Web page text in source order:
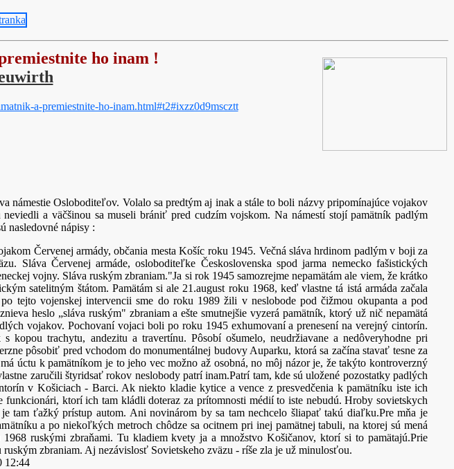
ho inam !
a-premiestnite-ho-inam.html#t2#ixzz0d9mscztt
námestie Osloboditeľov. Volalo sa predtým aj inak a stále to boli názvy pripomínajúce vojakov
a väčšinou sa museli brániť pred cudzím vojskom. Na námestí stojí pamätník padlým
nasledovné nápisy :
Červenej armády, občania mesta Košíc roku 1945. Večná sláva hrdinom padlým v boji za
Sláva Červenej armáde, osloboditeľke Československa spod jarma nemecko fašistických
vojny. Sláva ruským zbraniam."Ja si rok 1945 samozrejme nepamätám ale viem, že krátko
satelitným štátom. Pamätám si ale 21.august roku 1968, keď vlastne tá istá armáda začala
tejto vojenskej intervencii sme do roku 1989 žili v neslobode pod čižmou okupanta a pod
heslo „sláva ruským" zbraniam a ešte smutnejšie vyzerá pamätník, ktorý už nič nepamätá
vojakov. Pochovaní vojaci boli po roku 1945 exhumovaní a prenesení na verejný cintorín.
kopou trachytu, andezitu a travertínu. Pôsobí ošumelo, neudržiavane a nedôveryhodne pri
pôsobiť pred vchodom do monumentálnej budovy Auparku, ktorá sa začína stavať tesne za
úctu k pamätníkom je to jeho vec možno až osobná, no môj názor je, že takýto kontroverzný
zaručili štyridsať rokov neslobody patrí inam.Patrí tam, kde sú uložené pozostatky padlých
v Košiciach - Barci. Ak niekto kladie kytice a vence z presvedčenia k pamätníku iste ich
ktorí ich tam kládli doteraz za prítomnosti médií to iste nebudú. Hroby sovietskych
tam ťažký prístup autom. Ani novinárom by sa tam nechcelo šliapať takú diaľku.Pre mňa je
a po niekoľkých metroch chôdze sa ocitnem pri inej pamätnej tabuli, na ktorej sú mená
ruskými zbraňami. Tu kladiem kvety ja a množstvo Košičanov, ktorí si to pamätajú.Prie
zbraniam. Aj nezávislosť Sovietskeho zväzu - ríše zla je už minulosťou.
12:44